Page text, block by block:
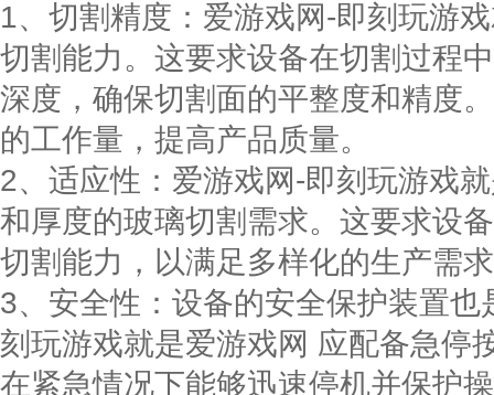
1、切割精度：爱游戏网-即刻玩游
切割能力。这要求设备在切割过程
深度，确保切割面的平整度和精度
的工作量，提高产品质量。
2、适应性：爱游戏网-即刻玩游戏
和厚度的玻璃切割需求。这要求设
切割能力，以满足多样化的生产需
3、安全性：设备的安全保护装置
刻玩游戏就是爱游戏网 应配备急停
在紧急情况下能够迅速停机并保护